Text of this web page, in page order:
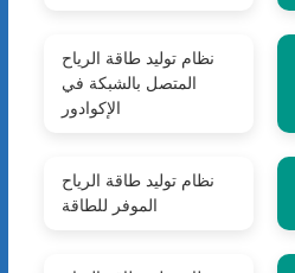
نظام توليد طاقة الرياح
المتصل بالشبكة في
الإكوادور
نظام توليد طاقة الرياح
الموفر للطاقة